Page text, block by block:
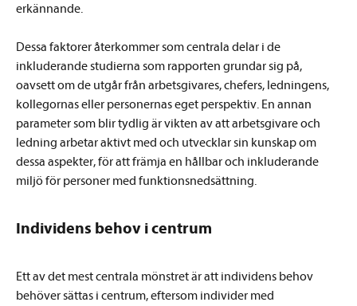
erkännande.
Dessa faktorer återkommer som centrala delar i de
inkluderande studierna som rapporten grundar sig på,
oavsett om de utgår från arbetsgivares, chefers, ledningens,
kollegornas eller personernas eget perspektiv. En annan
parameter som blir tydlig är vikten av att arbetsgivare och
ledning arbetar aktivt med och utvecklar sin kunskap om
dessa aspekter, för att främja en hållbar och inkluderande
miljö för personer med funktionsnedsättning.
Individens behov i centrum
Ett av det mest centrala mönstret är att individens behov
behöver sättas i centrum, eftersom individer med